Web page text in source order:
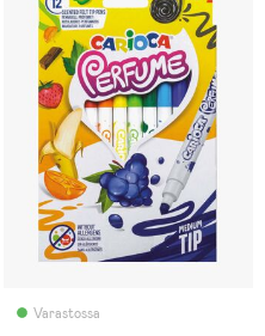
Varastossa